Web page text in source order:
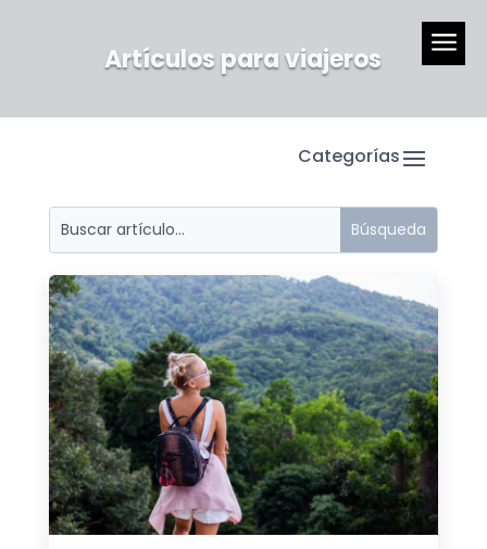
a
Artículos para viajeros